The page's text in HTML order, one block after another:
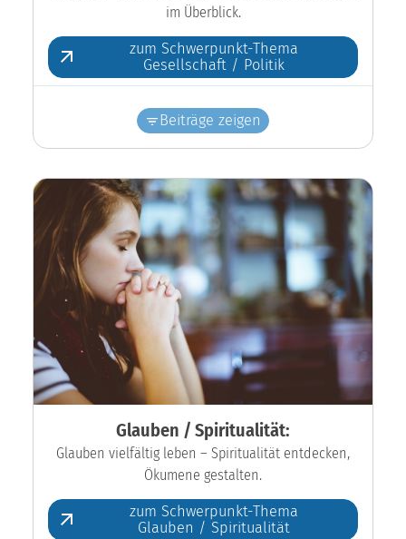
im Überblick.
zum Schwerpunkt-Thema
Gesellschaft / Politik
Beiträge zeigen
Glauben / Spiritualität:
Glauben vielfältig leben – Spiritualität entdecken,
Ökumene gestalten.
zum Schwerpunkt-Thema
Glauben / Spiritualität